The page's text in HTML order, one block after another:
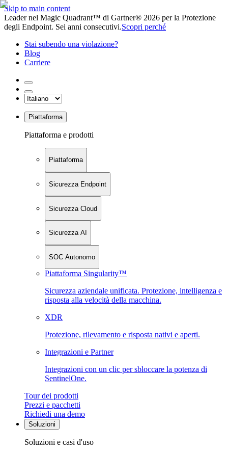
Skip to main content
Leader nel Magic Quadrant™ di Gartner® 2026 per la Protezione
degli Endpoint. Sei anni consecutivi.Scopri perché
Stai subendo una violazione?
Blog
Carriere
Piattaforma
Piattaforma e prodotti
Piattaforma
Sicurezza Endpoint
Sicurezza Cloud
Sicurezza AI
SOC Autonomo
Piattaforma Singularity™
Sicurezza aziendale unificata. Protezione, intelligenza e
risposta alla velocità della macchina.
XDR
Protezione, rilevamento e risposta nativi e aperti.
Integrazioni e Partner
Integrazioni con un clic per sbloccare la potenza di
SentinelOne.
Tour dei prodotti
Prezzi e pacchetti
Richiedi una demo
Soluzioni
Soluzioni e casi d'uso